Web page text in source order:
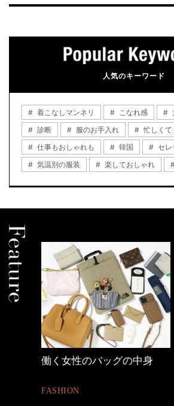
人気のキーワード
着こなしマンネリ こなれ感
診断
服のお手入れ
忙しくて
仕事もおしゃれも
韓国
セ
気温別の服装
楽しておしゃれ
働く女性のバッグの中身
FASHION